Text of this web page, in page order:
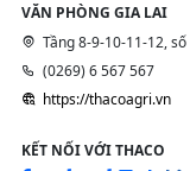
VĂN PHÒNG GIA LAI
Tầng 8-9-10-11-12,
(0269) 6 567 567
https://thacoagri.vn
KẾT NỐI VỚI THACO